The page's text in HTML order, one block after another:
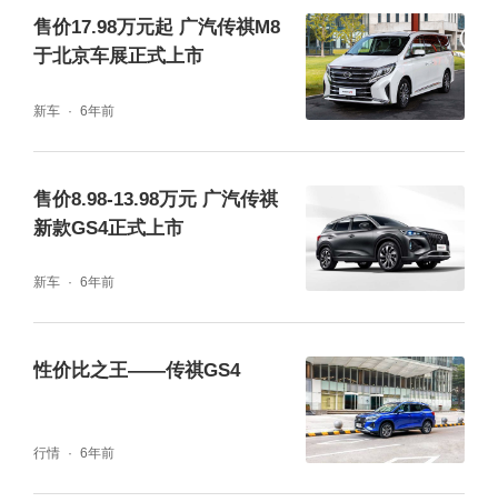
可靠。
上市至今,传祺M6已成为超10万用户的幸福选
择。今年8月,传祺M6更荣获J.D. Power魅力值
中型MPV排行榜NO.1,成为消费者心目中最具
售价17.98万元起 广汽传祺M8
于北京车展正式上市
新车 6年前
售价8.98-13.98万元 广汽传祺
新款GS4正式上市
新车 6年前
性价比之王——传祺GS4
行情 6年前